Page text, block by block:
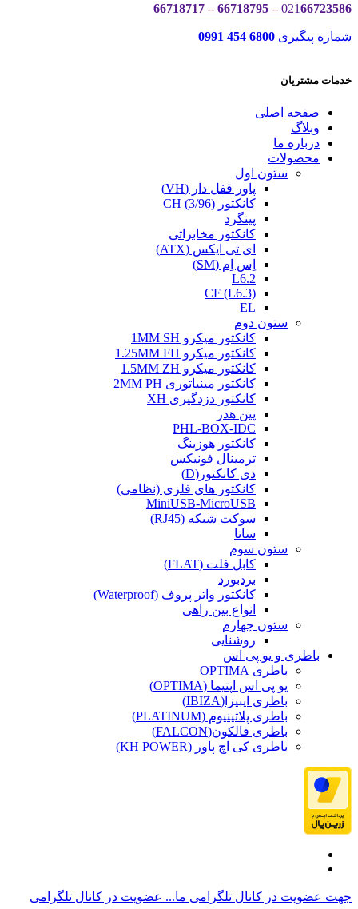
02166723586 – 66718795 – 66718717
شماره پیگیری 6800 454 0991
خدمات مشتریان
صفحه اصلی
وبلاگ
درباره ما
محصولات
ستون اول
پاور قفل دار (VH)
کانکتور (3/96) CH
پینگرد
کانکتور مخابراتی
ای تی ایکس (ATX)
اِس اِم (SM)
L6.2
CF (L6.3)
EL
ستون دوم
کانکتور میکرو 1MM SH
کانکتور میکرو 1.25MM FH
کانکتور میکرو 1.5MM ZH
کانکتور مینیاتوری 2MM PH
کانکتور دزدگیری XH
پین هدر
PHL-BOX-IDC
کانکتور هوزینگ
ترمینال فونیکس
دی کانکتور(D)
کانکتور های فلزی (نظامی)
MiniUSB-MicroUSB
سوکت شبکه (RJ45)
ساتا
ستون سوم
کابل فلت (FLAT)
بردبورد
کانکتور واتر پروف (Waterproof)
انواع بین راهی
ستون چهارم
روشنایی
باطری و یو پی اس
باطری OPTIMA
یو پی اس اپتیما (OPTIMA)
باطری ایبیزا(IBIZA)
باطری پلاتینیوم (PLATINUM)
باطری فالکون(FALCON)
باطری کی اچ پاور (KH POWER)
جهت عضویت در کانال تلگرامی ما... عضویت در کانال تلگرامی